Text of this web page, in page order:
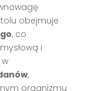
obejmuje
, co
i
,
organizmu